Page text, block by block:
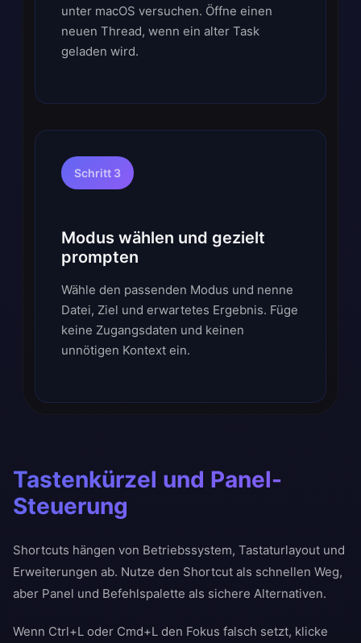
unter macOS versuchen. Öffne einen
neuen Thread, wenn ein alter Task
geladen wird.
Schritt 3
Modus wählen und gezielt
prompten
Wähle den passenden Modus und nenne
Datei, Ziel und erwartetes Ergebnis. Füge
keine Zugangsdaten und keinen
unnötigen Kontext ein.
Tastenkürzel und Panel-
Steuerung
Shortcuts hängen von Betriebssystem, Tastaturlayout und
Erweiterungen ab. Nutze den Shortcut als schnellen Weg,
aber Panel und Befehlspalette als sichere Alternativen.
Wenn Ctrl+L oder Cmd+L den Fokus falsch setzt, klicke